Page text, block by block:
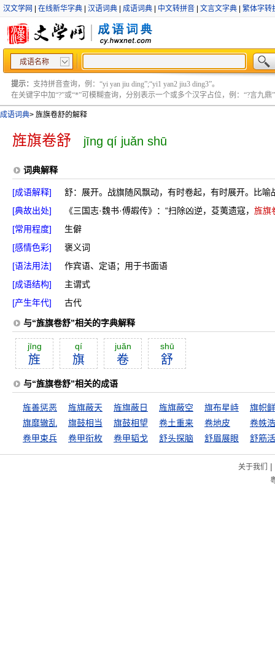
汉文学网 在线新华字典 汉语词典 成语词典 中文转拼音 文言文字典 繁体字转
成语名称
提示： 支持拼音查询，例：“yi yan jiu ding”;“yi1 yan2 jiu3 ding3”。
在关键字中加“?”或“*”可模糊查询，分别表示一个或多个汉字占位，例：“?言九鼎”
成语词典> 旌旗卷舒的解释
旌旗卷舒 jīng qí juǎn shū
词典解释
[成语解释]
舒：展开。战旗随风飘动，有时卷起，有时展开。比喻
[典故出处]
《三国志·魏书·傅嘏传》：“扫除凶逆，芟荑遗寇， 旌旗
[常用程度]
生僻
[感情色彩]
褒义词
[语法用法]
作宾语、定语；用于书面语
[成语结构]
主谓式
[产生年代]
古代
与“旌旗卷舒”相关的字典解释
jīng
旌
qí
旗
juăn
卷
shū
舒
与“旌旗卷舒”相关的成语
旌善惩恶 旌旗蔽天 旌旗蔽日 旌旗蔽空 旗布星峙
旗帜
旗靡辙乱
旗鼓相当 旗鼓相望 卷土重来 卷地皮
卷帙
卷甲束兵
卷甲衔枚 卷甲韬戈 舒头探脑 舒眉展眼 舒筋
关于我们 |